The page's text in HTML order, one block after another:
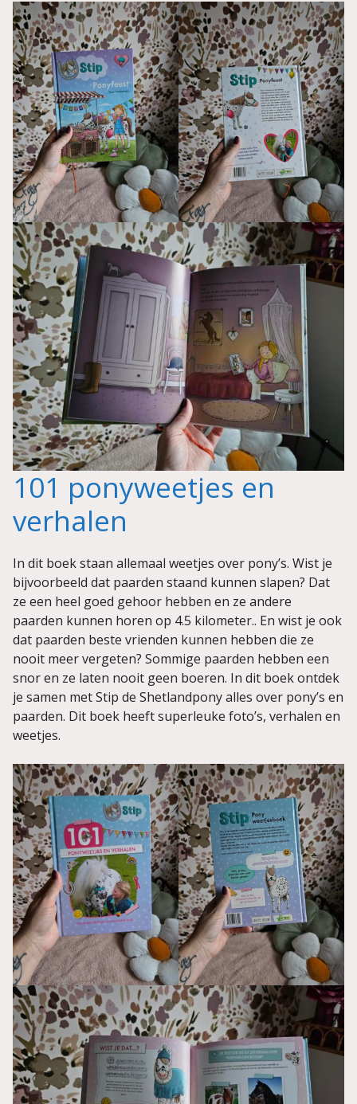
101 ponyweetjes en
verhalen
In dit boek staan allemaal weetjes over pony’s. Wist je
bijvoorbeeld dat paarden staand kunnen slapen? Dat
ze een heel goed gehoor hebben en ze andere
paarden kunnen horen op 4.5 kilometer.. En wist je ook
dat paarden beste vrienden kunnen hebben die ze
nooit meer vergeten? Sommige paarden hebben een
snor en ze laten nooit geen boeren. In dit boek ontdek
je samen met Stip de Shetlandpony alles over pony’s en
paarden. Dit boek heeft superleuke foto’s, verhalen en
weetjes.